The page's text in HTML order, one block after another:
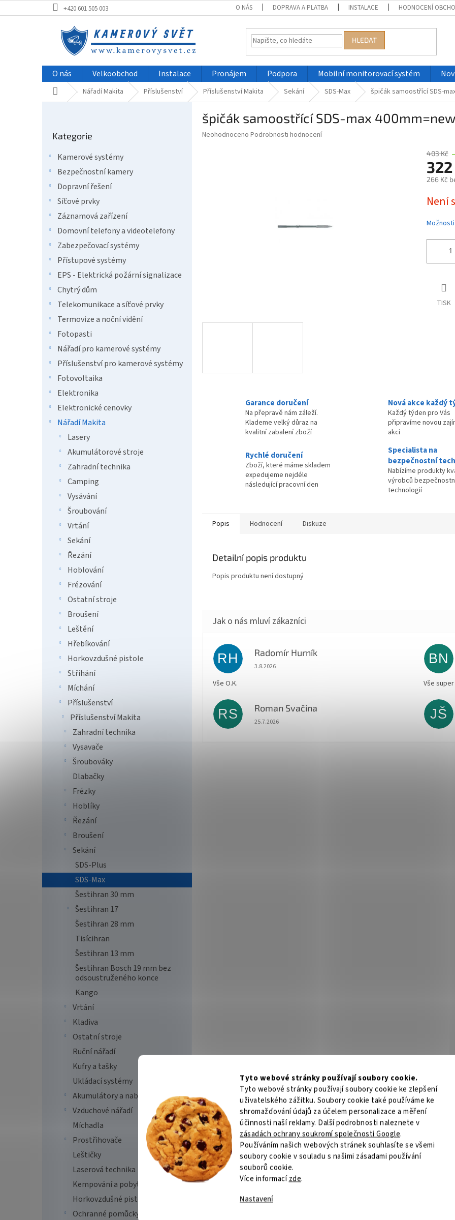
Tyto webové stránky používají soubory cookie.
Tyto webové stránky používají soubory cookie ke zlepšení
uživatelského zážitku. Soubory cookie také používáme ke
shromažďování údajů za účelem personalizace a měření
účinnosti naší reklamy. Další podrobnosti naleznete v
zásadách ochrany soukromí společnosti Google.
Používáním našich webových stránek souhlasíte se všemi
soubory cookie v souladu s našimi zásadami používání
souborů cookie.
Více informacízde.
Nastavení
na
+420 601 505 003 O NÁS DOPRAVA A PLATBA INSTALACE HODNOCENÍ
HLEDAT
O nás Velkoobchod Instalace Pronájem Podpora Mobilní monitorovací systém
Domů Nářadí Makita Příslušenství Příslušenství Makita Sekání SDS-Max špičák samoostřící SDS-
kategorie
Kategorie
Kamerové systémy
Bezpečnostní kamery
Dopravní řešení
Síťové prvky
Záznamová zařízení
Domovní telefony a videotelefony
Zabezpečovací systémy
Přístupové systémy
EPS - Elektrická požární signalizace
Chytrý dům
Telekomunikace a síťové prvky
Termovize a noční vidění
Fotopasti
Nářadí pro kamerové systémy
Příslušenství pro kamerové systémy
Fotovoltaika
Elektronika
Elektronické cenovky
Nářadí Makita
Lasery
Akumulátorové stroje
Zahradní technika
Camping
Vysávání
Šroubování
Vrtání
Sekání
Řezání
Hoblování
Frézování
Ostatní stroje
Broušení
Leštění
Hřebíkování
Horkovzdušné pistole
Stříhání
Míchání
Příslušenství
Příslušenství Makita
Zahradní technika
Vysavače
Šroubováky
Dlabačky
Frézky
Hoblíky
Řezání
Broušení
Sekání
SDS-Plus
SDS-Max
Šestihran 30 mm
Šestihran 17
Šestihran 28 mm
Tisícihran
Šestihran 13 mm
Šestihran Bosch 19 mm bez
odsoustruženého konce
Kango
Vrtání
Kladiva
Ostatní stroje
Ruční nářadí
Kufry a tašky
Ukládací systémy
Akumulátory a nabíječky
Vzduchové nářadí
Míchadla
Prostřihovače
Leštičky
Laserová technika
Kempování a pobyt v přírodě
Horkovzdušné pistole
Ochranné pomůcky
špičák samoostřící SDS-max
Průměrné
Neohodnoceno Podrobnosti hodnocení
403 Kč
322
266 Kč
cena:
Není
TISK
Garance doručení
Na přepravě nám záleží.
Klademe velký důraz na
kvalitní zabalení zboží
Nová akce každý
Každý týden pro Vás
připravíme novou
akci
Rychlé doručení
Zboží, které máme skladem
expedujeme nejdéle
následující pracovní den
Specialista na
bezpečnostní
Nabízíme produkty
výrobců
technologií
Popis Hodnocení Diskuze
Detailní popis produktu
Popis produktu není dostupný
RH Radomír Hurník
Hodnocení obchodu je 5 z 5 hvězdiček.
3.8.2026
Vše O.K.
BN
Vše
RS Roman Svačina
Hodnocení obchodu je 5 z 5 hvězdiček.
25.7.2026
JŠ